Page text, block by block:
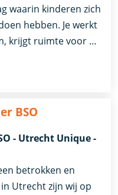
waarin kinderen zich
hebben. Je werkt
krijgt ruimte voor …
BSO
- Utrecht Unique -
betrokken en
Utrecht zijn wij op